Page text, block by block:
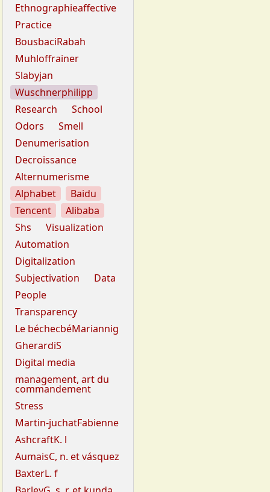
Ethnographieaffective
Practice
BousbaciRabah
Muhloffrainer
Slabyjan
Wuschnerphilipp
Research
School
Odors
Smell
Denumerisation
Decroissance
Alternumerisme
Alphabet
Baidu
Tencent
Alibaba
Shs
Visualization
Automation
Digitalization
Subjectivation
Data
People
Transparency
Le béchecbéMariannig
GherardiS
Digital media
management, art du
commandement
Stress
Martin-juchatFabienne
AshcraftK. l
AumaisC, n. et vásquez
BaxterL. f